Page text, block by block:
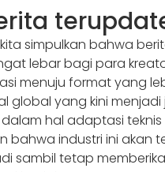
simpulkan bahwa
lebar bagi para
menuju format yang
global yang kini
hal adaptasi
bahwa industri ini akan
sambil tetap